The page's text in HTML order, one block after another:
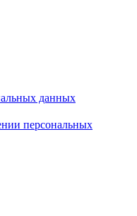
данных
персональных